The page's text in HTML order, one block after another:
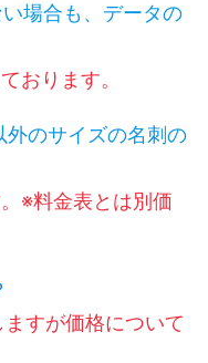
場合も、データの
おります。
のサイズの名刺の
※料金表とは別価
すが価格について